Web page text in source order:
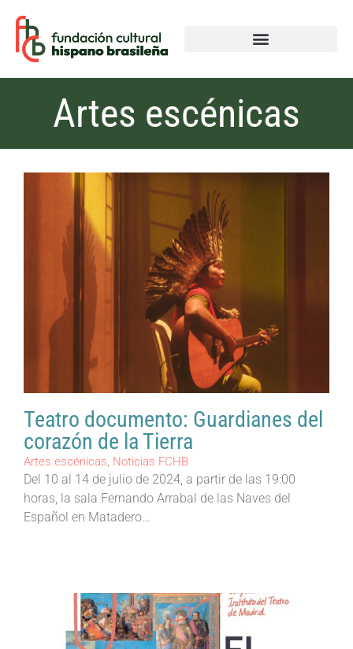
Artes escénicas
Teatro documento: Guardianes del
corazón de la Tierra
Artes escénicas, Noticias FCHB
Del 10 al 14 de julio de 2024, a partir de las 19:00
horas, la sala Fernando Arrabal de las Naves del
Español en Matadero…